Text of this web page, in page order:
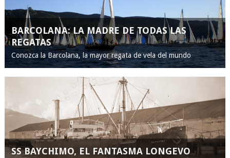
BARCOLANA: LA MADRE DE TODAS LAS
REGATAS
Conozca la Barcolana, la mayor regata de vela del mundo
SS BAYCHIMO, EL FANTASMA LONGEVO